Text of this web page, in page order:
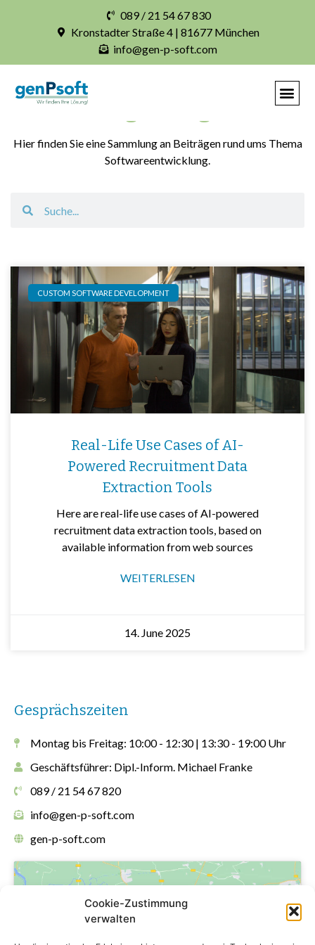
Cookie-Zustimmung
verwalten
089 / 21 54 67 830
Kronstadter Straße 4 | 81677 München
info@gen-p-soft.com
Hier finden Sie eine Sammlung an Beiträgen rund ums Thema
Softwareentwicklung.
CUSTOM SOFTWARE DEVELOPMENT
Real-Life Use Cases of AI-
Powered Recruitment Data
Extraction Tools
Here are real-life use cases of AI-powered
recruitment data extraction tools, based on
available information from web sources
WEITERLESEN
14. June 2025
Gesprächszeiten
Montag bis Freitag: 10:00 - 12:30 | 13:30 - 19:00 Uhr
Geschäftsführer: Dipl.-Inform. Michael Franke
089 / 21 54 67 820
info@gen-p-soft.com
gen-p-soft.com